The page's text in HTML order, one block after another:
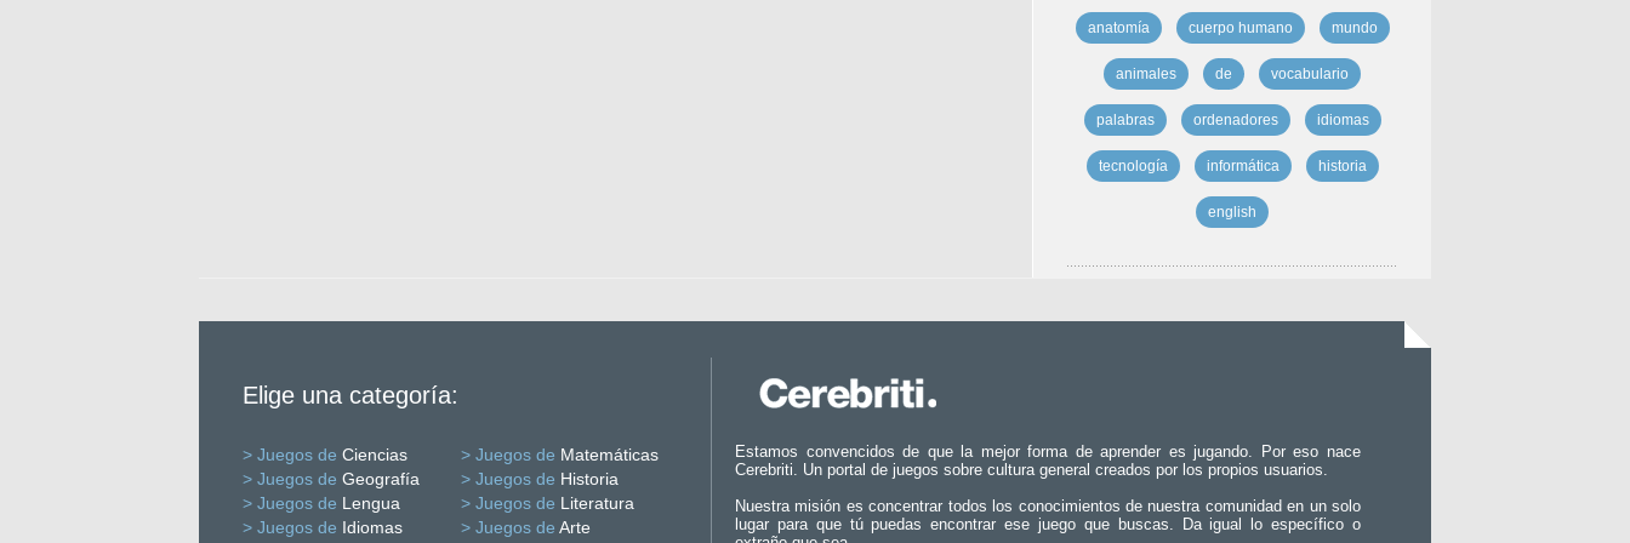
anatomía cuerpo humano mundo
animales de vocabulario
palabras ordenadores idiomas
tecnología informática historia
english
Elige una categoría:
> Juegos de Ciencias > Juegos de Matemáticas
> Juegos de Geografía > Juegos de Historia
> Juegos de Lengua > Juegos de Literatura
> Juegos de Idiomas > Juegos de Arte
Estamos convencidos de que la mejor forma de aprender es jugando. Por eso nace
Cerebriti. Un portal de juegos sobre cultura general creados por los propios usuarios.
Nuestra misión es concentrar todos los conocimientos de nuestra comunidad en un solo
lugar para que tú puedas encontrar ese juego que buscas. Da igual lo específico o